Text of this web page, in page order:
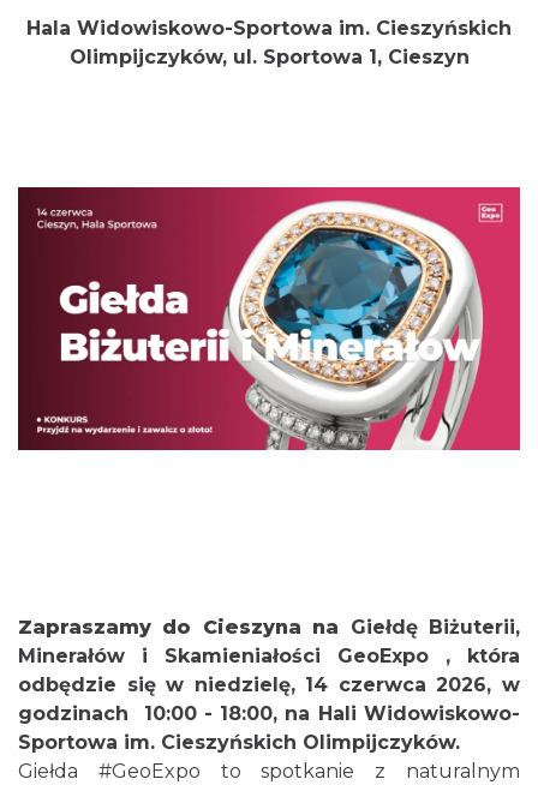
Cieszyn
2026-08-09
Koncert na głos i organy - Paweł Konik &
Maciej Zakrzewski
Cieszyn
Hala Widowiskowo-Sportowa im. Cieszyńskich
Olimpijczyków, ul. Sportowa 1, Cieszyn
Zapraszamy do Cieszyna na Giełdę Biżuterii,
Minerałów i Skamieniałości GeoExpo , która
odbędzie się w niedzielę, 14 czerwca 2026, w
godzinach 10:00 - 18:00, na Hali Widowiskowo-
Sportowa im. Cieszyńskich Olimpijczyków.
Giełda #GeoExpo to spotkanie z naturalnym